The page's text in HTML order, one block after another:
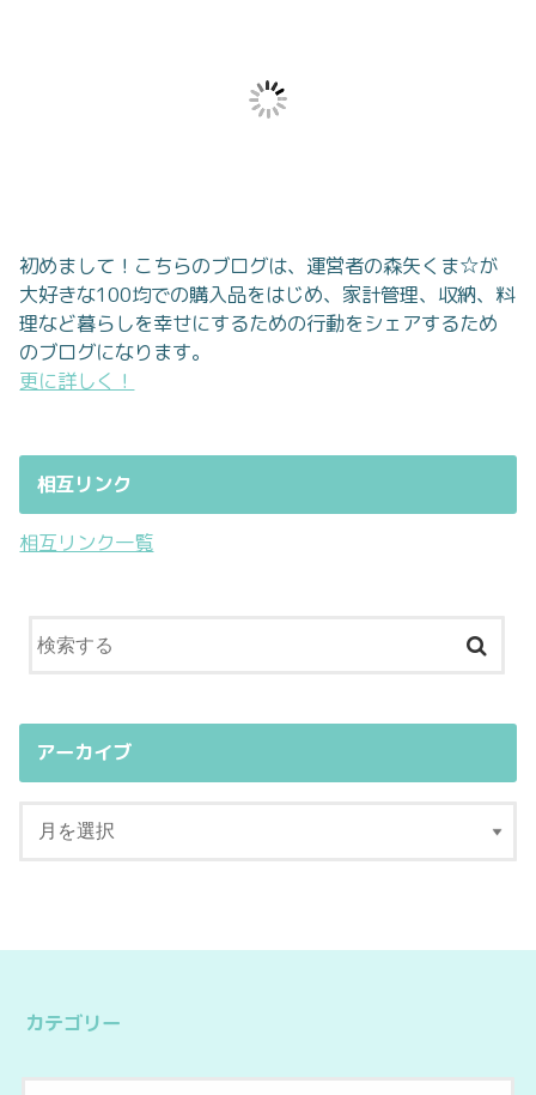
初めまして！こちらのブログは、運営者の森矢くま☆が
大好きな100均での購入品をはじめ、家計管理、収納、料
理など暮らしを幸せにするための行動をシェアするため
のブログになります。
更に詳しく！
相互リンク
相互リンク一覧
アーカイブ
カテゴリー